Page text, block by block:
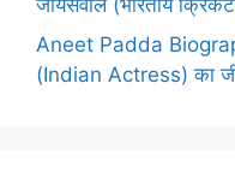
Aneet Padda
(Indian Actress) का